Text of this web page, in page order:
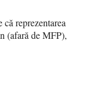
reprezentarea
(afară de MFP),